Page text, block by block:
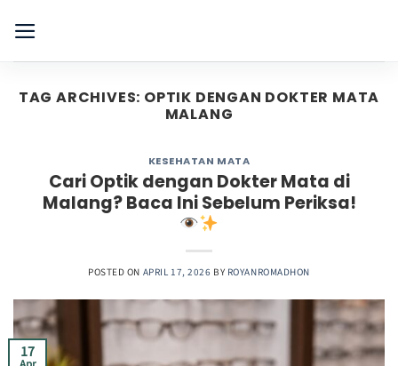
TAG ARCHIVES: OPTIK DENGAN DOKTER MATA
MALANG
KESEHATAN MATA
Cari Optik dengan Dokter Mata di
Malang? Baca Ini Sebelum Periksa!
POSTED ON APRIL 17, 2026 BY ROYANROMADHON
17